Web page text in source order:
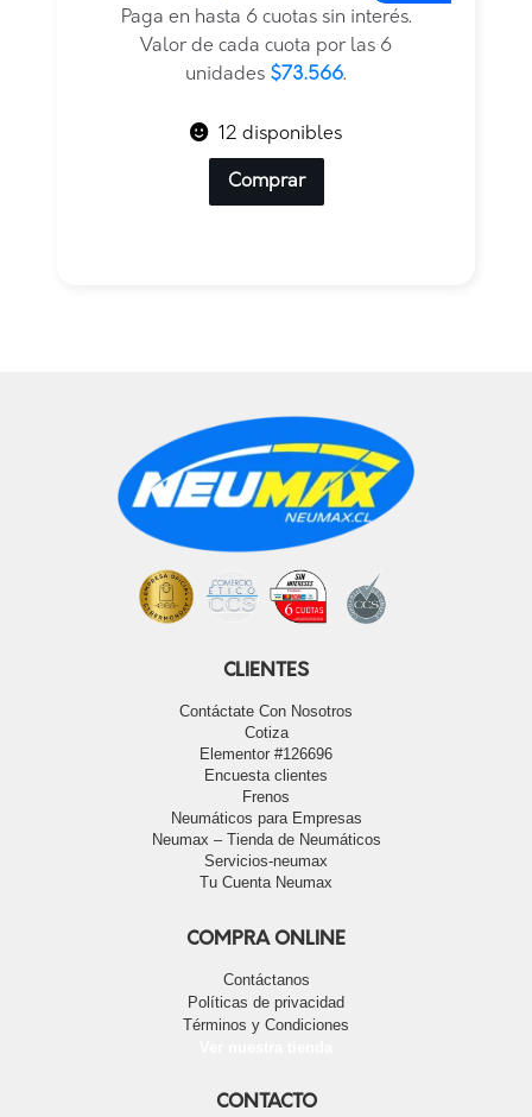
original
actual
Paga en hasta 6 cuotas sin interés.
Valor de cada cuota por las 6
unidades $73.566.
12 disponibles
Comprar
CLIENTES
Contáctate Con Nosotros
Cotiza
Elementor #126696
Encuesta clientes
Frenos
Neumáticos para Empresas
Neumax – Tienda de Neumáticos
Servicios-neumax
Tu Cuenta Neumax
COMPRA ONLINE
Contáctanos
Políticas de privacidad
Términos y Condiciones
CONTACTO